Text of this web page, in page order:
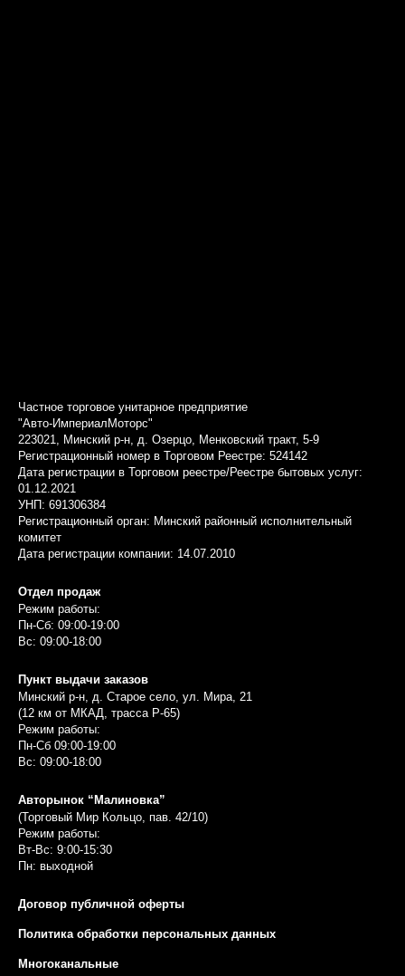
Частное торговое унитарное предприятие
"Авто-ИмпериалМоторс"
223021, Минский р-н, д. Озерцо, Менковский тракт, 5-9
Регистрационный номер в Торговом Реестре: 524142
Дата регистрации в Торговом реестре/Реестре бытовых услуг:
01.12.2021
УНП: 691306384
Регистрационный орган: Минский районный исполнительный
комитет
Дата регистрации компании: 14.07.2010
Отдел продаж
Режим работы:
Пн-Сб: 09:00-19:00
Вс: 09:00-18:00
Пункт выдачи заказов
Минский р-н, д. Старое село, ул. Мира, 21
(12 км от МКАД, трасса P-65)
Режим работы:
Пн-Сб 09:00-19:00
Вс: 09:00-18:00
Авторынок “Малиновка”
(Торговый Мир Кольцо, пав. 42/10)
Режим работы:
Вт-Вс: 9:00-15:30
Пн: выходной
Договор публичной оферты
Политика обработки персональных данных
Многоканальные